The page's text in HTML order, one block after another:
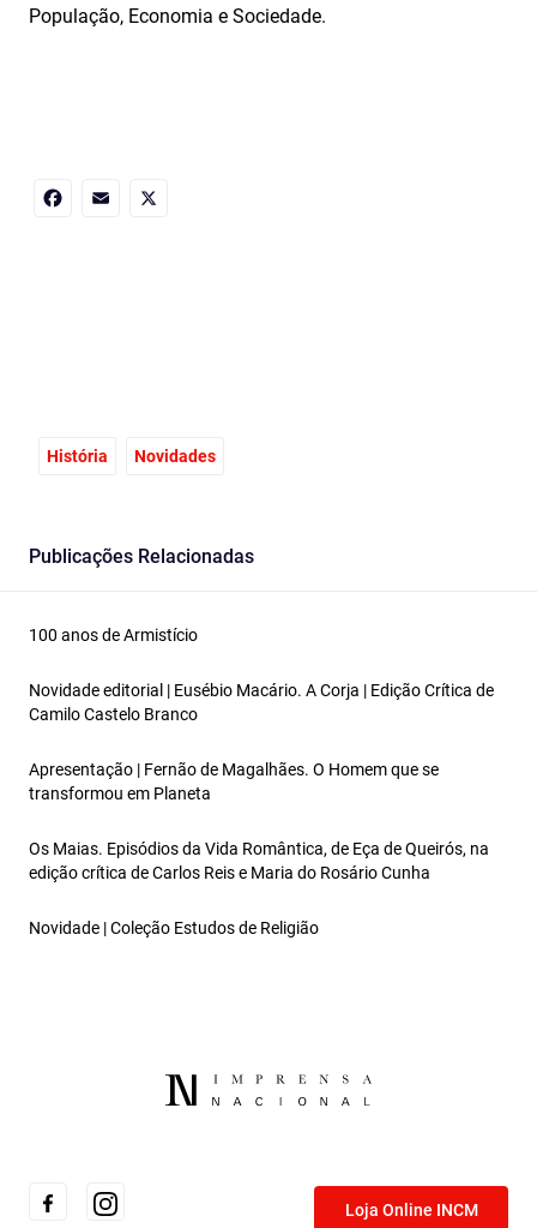
População, Economia e Sociedade.
História Novidades
Publicações Relacionadas
100 anos de Armistício
Novidade editorial | Eusébio Macário. A Corja | Edição Crítica de
Camilo Castelo Branco
Apresentação | Fernão de Magalhães. O Homem que se
transformou em Planeta
Os Maias. Episódios da Vida Romântica, de Eça de Queirós, na
edição crítica de Carlos Reis e Maria do Rosário Cunha
Novidade | Coleção Estudos de Religião
Loja Online INCM